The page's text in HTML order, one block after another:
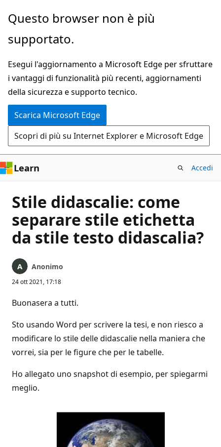
Ignora
passa
contenuto
principale
Questo browser non è più
supportato.
Esegui l'aggiornamento a Microsoft Edge per sfruttare
i vantaggi di funzionalità più recenti, aggiornamenti
della sicurezza e supporto tecnico.
Scarica Microsoft Edge
Scopri di più su Internet Explorer e Microsoft Edge
Learn Accedi
Stile didascalie: come
separare stile etichetta
da stile testo didascalia?
Anonimo
24 ott 2021, 17:18
Buonasera a tutti.
Sto usando Word per scrivere la tesi, e non riesco a
modificare lo stile delle didascalie nella maniera che
vorrei, sia per le figure che per le tabelle.
Ho allegato uno snapshot di esempio, per spiegarmi
meglio.